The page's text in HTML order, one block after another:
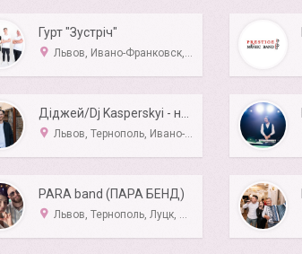
Гурт "Зустріч"
Львов, Ивано-Франковск, Тернополь
Львов, Тернополь, Ивано-Франковск, Луцк, Ровно
PARA band (ПАРА БЕНД)
Львов, Тернополь, Луцк, Ровно, Хмельницкий